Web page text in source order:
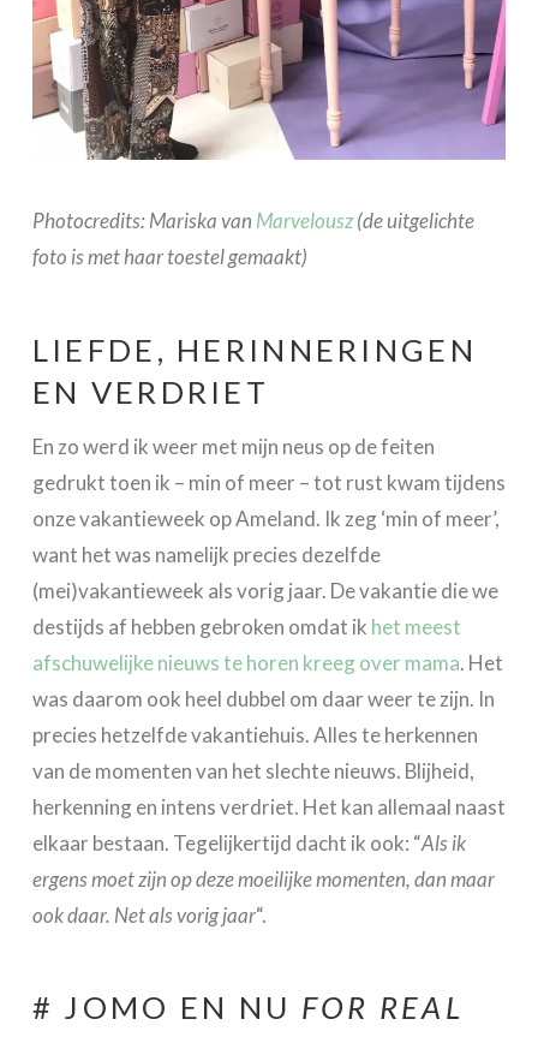
Photocredits: Mariska van Marvelousz(de uitgelichte
foto is met haar toestel gemaakt)
LIEFDE, HERINNERINGEN
EN VERDRIET
En zo werd ik weer met mijn neus op de feiten
gedrukt toen ik – min of meer – tot rust kwam tijdens
onze vakantieweek op Ameland. Ik zeg ‘min of meer’,
want het was namelijk precies dezelfde
(mei)vakantieweek als vorig jaar. De vakantie die we
destijds af hebben gebroken omdat ik het meest
afschuwelijke nieuws te horen kreeg over mama. Het
was daarom ook heel dubbel om daar weer te zijn. In
precies hetzelfde vakantiehuis. Alles te herkennen
van de momenten van het slechte nieuws. Blijheid,
herkenning en intens verdriet. Het kan allemaal naast
elkaar bestaan. Tegelijkertijd dacht ik ook: “Als ik
ergens moet zijn op deze moeilijke momenten, dan maar
ook daar. Net als vorig jaar“.
# JOMO EN NU FOR REAL